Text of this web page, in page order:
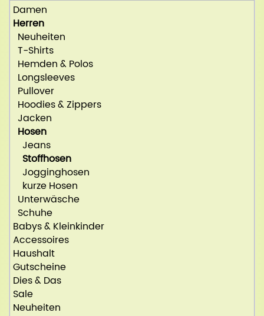
Damen
Herren
Neuheiten
T-Shirts
Hemden & Polos
Longsleeves
Pullover
Hoodies & Zippers
Jacken
Hosen
Jeans
Stoffhosen
Jogginghosen
kurze Hosen
Unterwäsche
Schuhe
Babys & Kleinkinder
Accessoires
Haushalt
Gutscheine
Dies & Das
Sale
Neuheiten